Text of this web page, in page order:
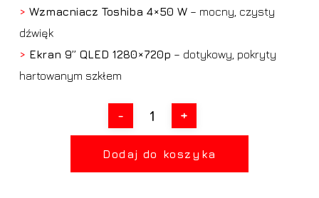
> Wzmacniacz Toshiba 4×50 W– mocny, czysty
dźwięk
> Ekran 9” QLED 1280×720p – dotykowy, pokryty
hartowanym szkłem
Dodaj do koszyka